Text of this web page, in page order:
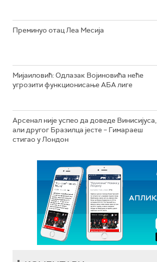
Преминуо отац Леа Месија
Мијаиловић: Одлазак Војиновића неће
угрозити функционисање АБА лиге
Арсенал није успео да доведе Винисијуса,
али другог Бразилца јесте – Гимараеш
стигао у Лондон